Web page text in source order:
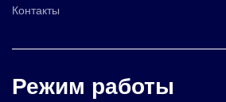
Контакты
Режим работы